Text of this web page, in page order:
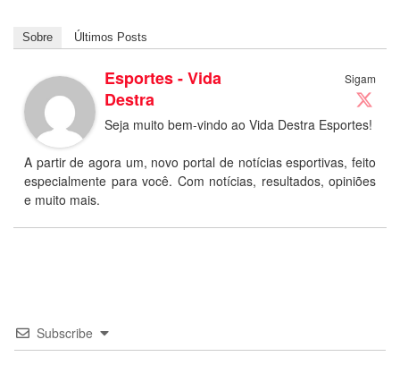
Sobre Últimos Posts
Sigam
Esportes - Vida
Destra
Seja muito bem-vindo ao Vida Destra Esportes!
A partir de agora um, novo portal de notícias esportivas, feito
especialmente para você. Com notícias, resultados, opiniões
e muito mais.
Subscribe